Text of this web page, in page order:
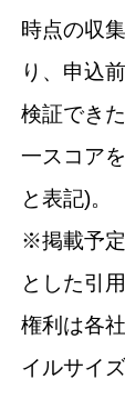
時点の収
り、申込
検証でき
一スコア
と表記)。
※掲載予
とした引
権利は各
イルサイ